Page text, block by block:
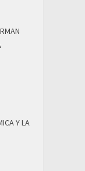
Y LA